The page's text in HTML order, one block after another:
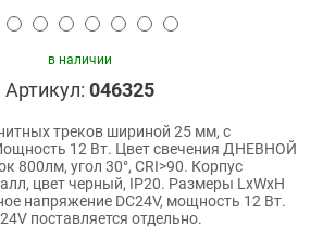
в наличии
Артикул: 046325
треков шириной 25 мм, с
12 Вт. Цвет свечения ДНЕВНОЙ
800лм, угол 30°, CRI>90. Корпус
цвет черный, IP20. Размеры LxWxH
напряжение DC24V, мощность 12 Вт.
поставляется отдельно.